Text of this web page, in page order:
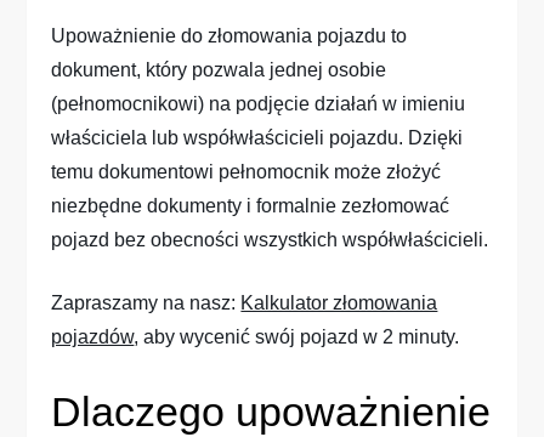
Upoważnienie do złomowania pojazdu to
dokument, który pozwala jednej osobie
(pełnomocnikowi) na podjęcie działań w imieniu
właściciela lub współwłaścicieli pojazdu. Dzięki
temu dokumentowi pełnomocnik może złożyć
niezbędne dokumenty i formalnie zezłomować
pojazd bez obecności wszystkich współwłaścicieli.
Zapraszamy na nasz: Kalkulator złomowania
pojazdów, aby wycenić swój pojazd w 2 minuty.
Dlaczego upoważnienie